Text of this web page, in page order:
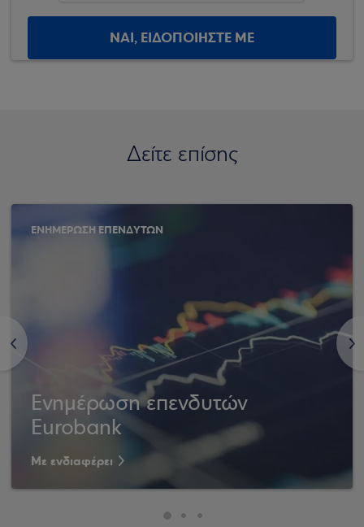
ΝΑΙ, ΕΙΔΟΠΟΙΗΣΤΕ ΜΕ
Δείτε επίσης
<
ΕΝΗΜΕΡΩΣΗ ΕΠΕΝΔΥΤΩΝ
Ενημέρωση επενδυτών
Eurobank
Με ενδιαφέρει
>